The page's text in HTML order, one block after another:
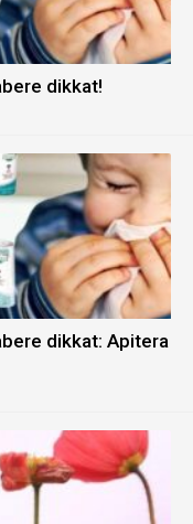
dikkat!
dikkat: Apitera